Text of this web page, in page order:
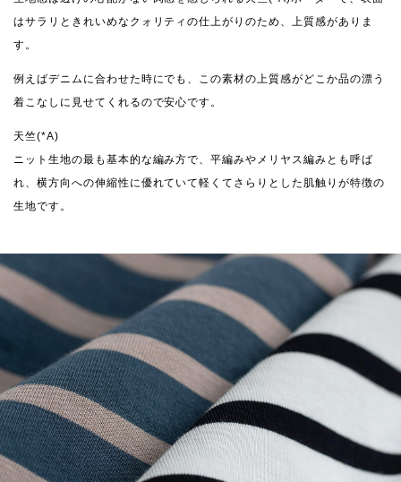
はサラリときれいめなクォリティの仕上がりのため、上質感がありま
す。
例えばデニムに合わせた時にでも、この素材の上質感がどこか品の漂う
着こなしに見せてくれるので安心です。
天竺(*A)
ニット生地の最も基本的な編み方で、平編みやメリヤス編みとも呼ば
れ、横方向への伸縮性に優れていて軽くてさらりとした肌触りが特徴の
生地です。